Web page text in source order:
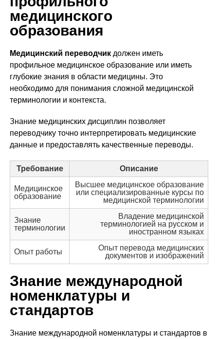
медицинского
образования
Медицинский переводчик должен иметь
профильное медицинское образование или иметь
глубокие знания в области медицины. Это
необходимо для понимания сложной медицинской
терминологии и контекста.
Знание медицинских дисциплин позволяет
переводчику точно интерпретировать медицинские
данные и предоставлять качественные переводы.
Требование Описание
Медицинское
образование
Высшее медицинское образование
или специализированные курсы по
медицинской терминологии
Знание
терминологии
Владение медицинской
терминологией на русском и
иностранном языках
Опыт работы
Опыт перевода медицинских
документов и изображений
Знание международной
номенклатуры и
стандартов
Знание международной номенклатуры и стандартов в